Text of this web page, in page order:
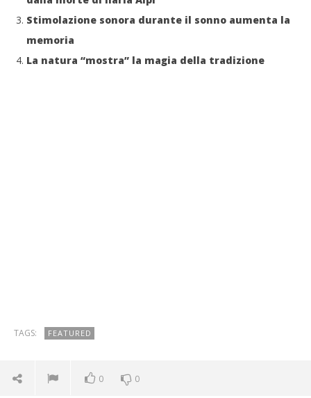
Stimolazione sonora durante il sonno aumenta la
memoria
La natura “mostra” la magia della tradizione
TAGS: FEATURED
0 0